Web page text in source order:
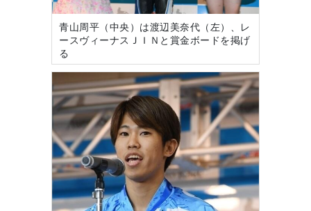
青山周平（中央）は渡辺美奈代（左）、レ
ースヴィーナスＪＩＮと賞金ボードを掲げ
る